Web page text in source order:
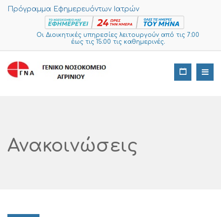
Πρόγραμμα Εφημερευόντων Ιατρών
Οι Διοικητικές υπηρεσίες λειτουργούν από τις 7:00
έως τις 15:00 τις καθημερινές.
Ανακοινώσεις